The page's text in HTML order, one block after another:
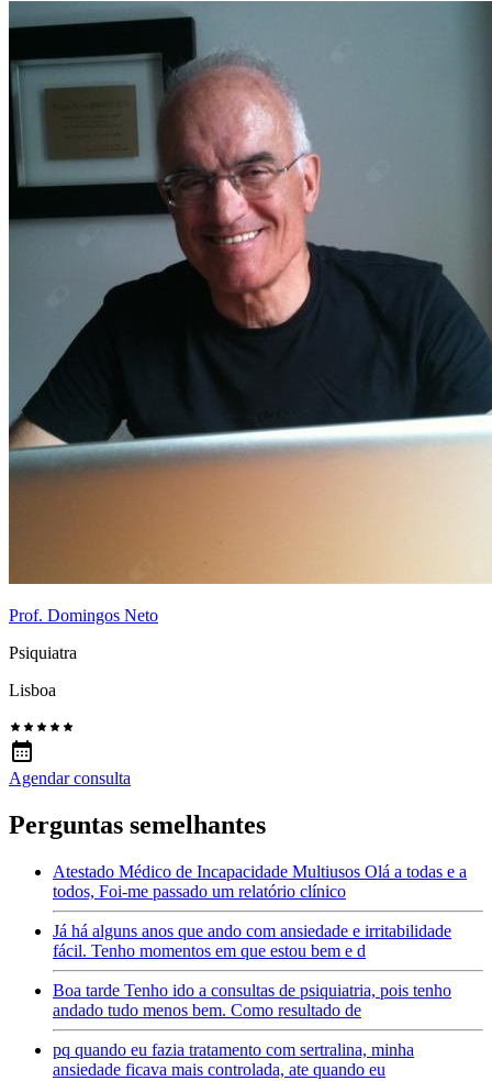
Prof. Domingos Neto
Psiquiatra
Lisboa
Agendar consulta
Perguntas semelhantes
Atestado Médico de Incapacidade Multiusos Olá a todas e a
todos, Foi-me passado um relatório clínico
Já há alguns anos que ando com ansiedade e irritabilidade
fácil. Tenho momentos em que estou bem e d
Boa tarde Tenho ido a consultas de psiquiatria, pois tenho
andado tudo menos bem. Como resultado de
pq quando eu fazia tratamento com sertralina, minha
ansiedade ficava mais controlada, ate quando eu